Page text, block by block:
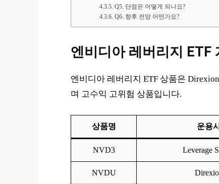
Q5. 단점은 어떻게 되나요?
Q6. 향후 전망 어떤가요?
엔비디아 레버리지 ETF
엔비디아 레버리지 ETF 상품은
며 고수익 고위험 상품입니다.
상품명 운용
NVD3 Leverage
NVDU